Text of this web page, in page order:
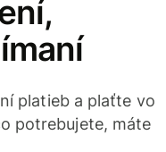
platieb a plaťte vo
potrebujete, máte